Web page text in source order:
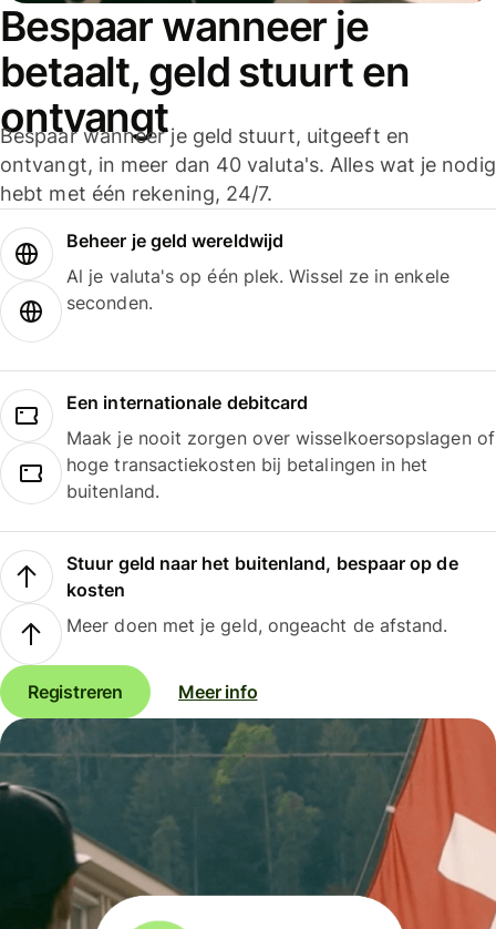
Bespaar wanneer je
betaalt, geld stuurt en
ontvangt
Bespaar wanneer je geld stuurt, uitgeeft en
ontvangt, in meer dan 40 valuta's. Alles wat je nodig
hebt met één rekening, 24/7.
Beheer je geld wereldwijd
Al je valuta's op één plek. Wissel ze in enkele
seconden.
Een internationale debitcard
Maak je nooit zorgen over wisselkoersopslagen of
hoge transactiekosten bij betalingen in het
buitenland.
Stuur geld naar het buitenland, bespaar op de
kosten
Meer doen met je geld, ongeacht de afstand.
Registreren Meer info